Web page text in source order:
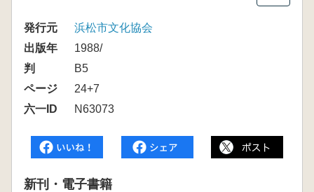
発行元
浜松市文化協会
出版年
1988/
判
B5
ページ
24+7
六一ID
N63073
新刊・電子書籍